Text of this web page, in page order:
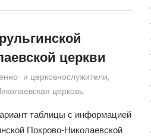
церкви
Каширин
и церковнослужители,
церковь
таблицы с информацией
Покрово-Николаевской